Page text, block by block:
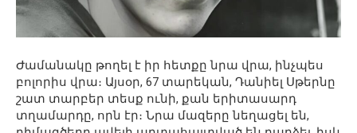
Ժամանակը թողել է իր հետքը նրա վրա, ինչպես
բոլորիս վրա։ Այսօր, 67 տարեկան, Դանիել Սթերնը
շատ տարբեր տեսք ունի, քան երիտասարդ
տղամարդը, որն էր։ Նրա մազերը նեղացել են,